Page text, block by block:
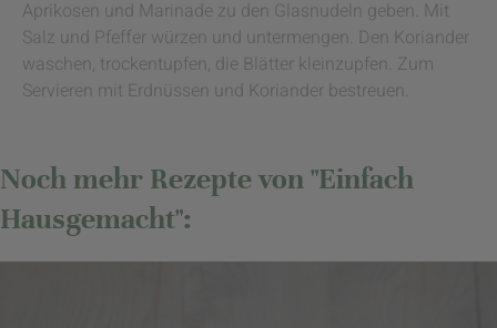
Aprikosen und Marinade zu den Glasnudeln geben. Mit
Salz und Pfeffer würzen und untermengen. Den Koriander
waschen, trockentupfen, die Blätter kleinzupfen. Zum
Servieren mit Erdnüssen und Koriander bestreuen.
Noch mehr Rezepte von "Einfach
Hausgemacht":